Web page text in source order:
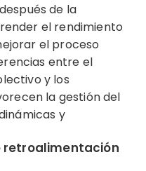
de la
el rendimiento
el proceso
entre el
y los
la gestión del
y
retroalimentación